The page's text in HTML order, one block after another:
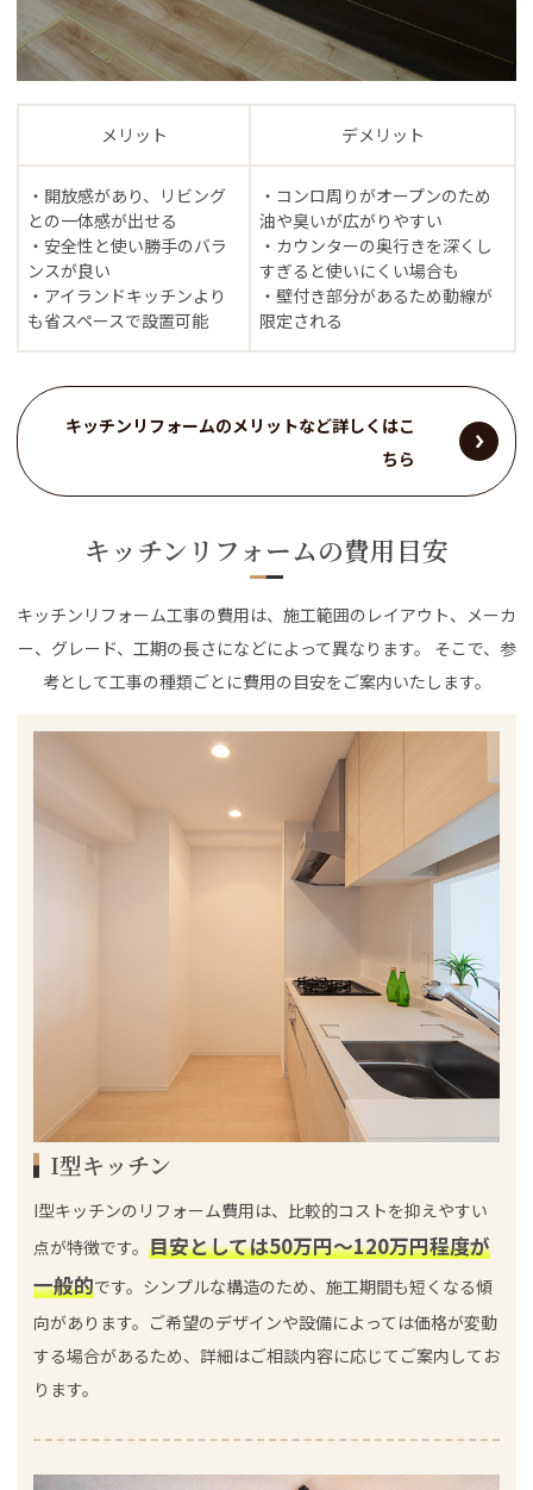
メリット デメリット
・開放感があり、リビング
との一体感が出せる
・安全性と使い勝手のバラ
ンスが良い
・アイランドキッチンより
も省スペースで設置可能
・コンロ周りがオープンのため
油や臭いが広がりやすい
・カウンターの奥行きを深くし
すぎると使いにくい場合も
・壁付き部分があるため動線が
限定される
キッチンリフォームのメリットなど詳しくはこ
ちら
キッチンリフォームの費用目安
キッチンリフォーム工事の費用は、施工範囲のレイアウト、メーカ
ー、グレード、工期の長さになどによって異なります。 そこで、参
考として工事の種類ごとに費用の目安をご案内いたします。
I型キッチン
I型キッチンのリフォーム費用は、比較的コストを抑えやすい
点が特徴です。 目安としては50万円～120万円程度が
一般的です。シンプルな構造のため、施工期間も短くなる傾
向があります。ご希望のデザインや設備によっては価格が変動
する場合があるため、詳細はご相談内容に応じてご案内してお
ります。